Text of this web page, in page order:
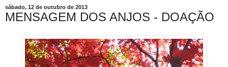
sábado, 12 de outubro de 2013
MENSAGEM DOS ANJOS - DOAÇÃO